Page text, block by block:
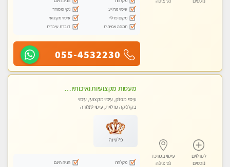
עיסוי מרגיע
נקי ומסודר
מקום פרטי
עיסוי מקצועי
תמונה אמיתית
דוברת עיברית
055-4532230
לפרטים
נוספים
עיסוי במרכז
נס ציונה
מעסות מקצועיות ואיכותיות במקום פרטי
עיסוי מפנק, עיסוי מקצועי, עיסוי
בקלניקה פרטית, עיסוי טנטרה
פלטינה
מקלחת
חניה חינם